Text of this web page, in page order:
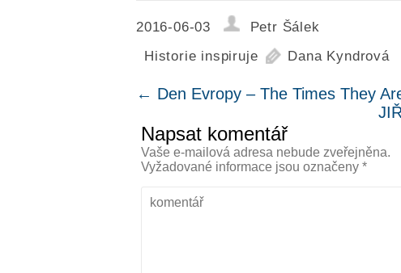
2016-06-03
Petr Šálek
Historie inspiruje
Dana Kyndrová
← Den Evropy – The Times They
Napsat komentář
Vaše e-mailová adresa nebude zveřejněna.
Vyžadované informace jsou označeny *